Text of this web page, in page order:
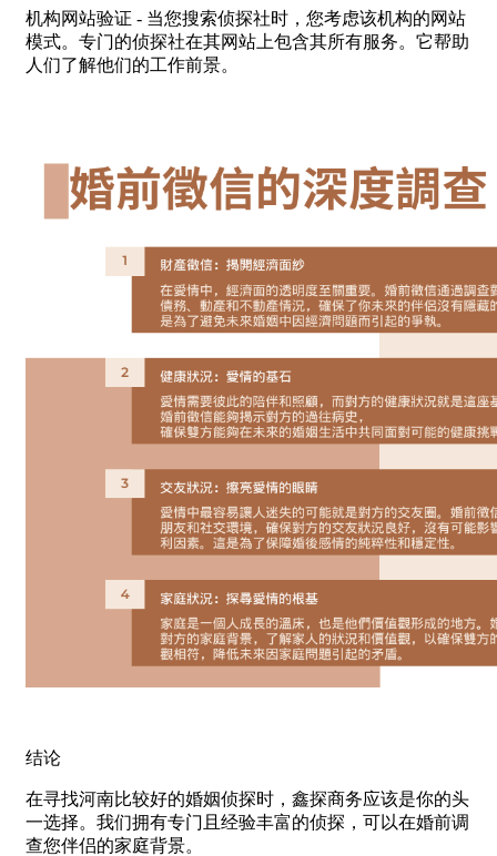
机构网站验证 - 当您搜索侦探社时，您考虑该机构的网站
模式。专门的侦探社在其网站上包含其所有服务。它帮助
人们了解他们的工作前景。
结论
在寻找河南比较好的婚姻侦探时，鑫探商务应该是你的头
一选择。我们拥有专门且经验丰富的侦探，可以在婚前调
查您伴侣的家庭背景。